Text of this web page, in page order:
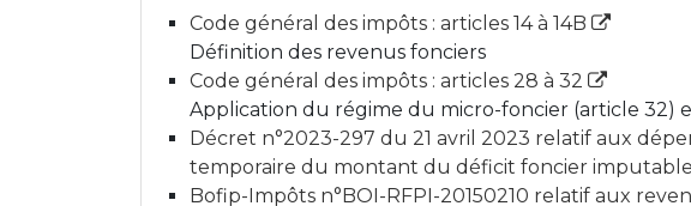
Code général des impôts : articles 14 à 14B
Définition des revenus fonciers
Code général des impôts : articles 28 à 32
Application du régime du micro-foncier (article 32)
Décret n°2023-297 du 21 avril 2023 relatif aux
temporaire du montant du déficit foncier
Bofip-Impôts n°BOI-RFPI-20150210 relatif aux